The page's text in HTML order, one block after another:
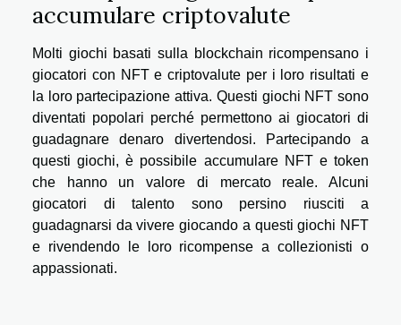
accumulare criptovalute
Molti giochi basati sulla blockchain ricompensano i
giocatori con NFT e criptovalute per i loro risultati e
la loro partecipazione attiva. Questi giochi NFT sono
diventati popolari perché permettono ai giocatori di
guadagnare denaro divertendosi. Partecipando a
questi giochi, è possibile accumulare NFT e token
che hanno un valore di mercato reale. Alcuni
giocatori di talento sono persino riusciti a
guadagnarsi da vivere giocando a questi giochi NFT
e rivendendo le loro ricompense a collezionisti o
appassionati.